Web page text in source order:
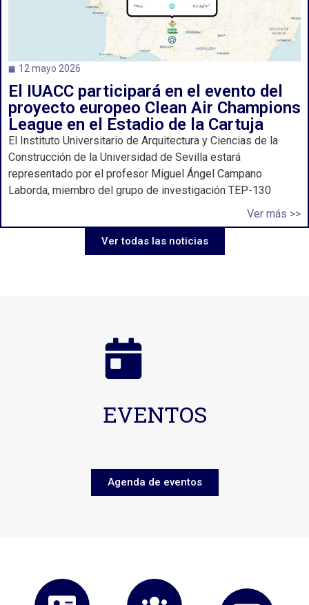
12 mayo 2026
El IUACC participará en el evento del
proyecto europeo Clean Air Champions
League en el Estadio de la Cartuja
El Instituto Universitario de Arquitectura y Ciencias de la
Construcción de la Universidad de Sevilla estará
representado por el profesor Miguel Ángel Campano
Laborda, miembro del grupo de investigación TEP-130
Ver más >>
Ver todas las noticias
EVENTOS
Agenda de eventos